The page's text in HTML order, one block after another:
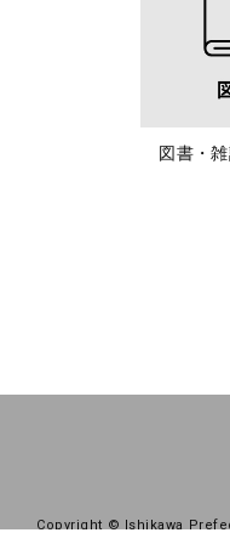
図書・
Copyright © Ishikawa